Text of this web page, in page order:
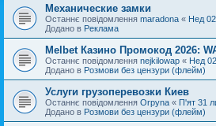
Механические замки
Останнє повідомлення maradona « Нед
Додано в Реклама
Melbet Казино Промокод 2026:
Останнє повідомлення nejkilowap « Нед
Додано в Розмови без цензури (флейм)
Услуги грузоперевозки Киев
Останнє повідомлення Orpyna « П'ят 31
Додано в Розмови без цензури (флейм)